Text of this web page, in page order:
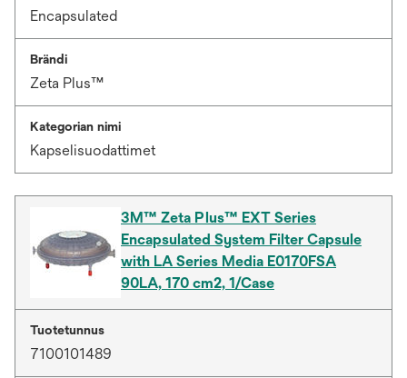
Encapsulated
Brändi
Zeta Plus™
Kategorian nimi
Kapselisuodattimet
3M™ Zeta Plus™ EXT Series
Encapsulated System Filter Capsule
with LA Series Media E0170FSA
90LA, 170 cm2, 1/Case
Tuotetunnus
7100101489